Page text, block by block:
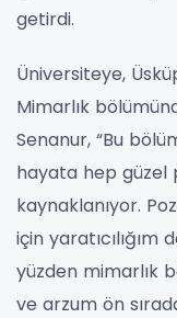
getirdi.
Üniversiteye,
Mimarlık
Senanur, “Bu
hayata hep güzel
kaynaklanıyor.
için yaratıcılığım
yüzden mimarlık
ve arzum ön